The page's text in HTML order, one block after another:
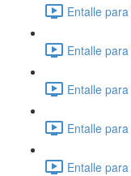
Entalle
Entalle
Entalle
Entalle
Entalle